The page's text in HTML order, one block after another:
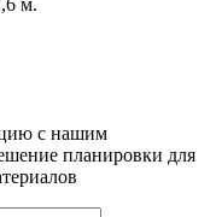
м.
с нашим
планировки для